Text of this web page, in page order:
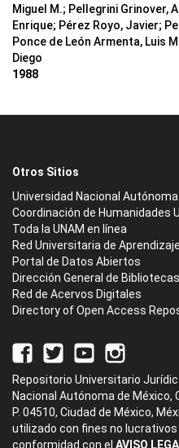
Miguel M.; Pellegrini Grinover,
Enrique; Pérez Royo, Javier;
Ponce de León Armenta, Luis
Diego
1988
Otros Sitios
Universidad Nacional
Coordinación de Humanidades
Toda la UNAM en línea
Red Universitaria de Aprendizaje
Portal de Datos Abiertos
Dirección General de Bibliotecas
Red de Acervos Digitales
Directory of Open Access
Repositorio Universitario
Nacional Autónoma de México,
P. 04510, Ciudad de México,
utilizado con fines no
conformidad con el AVISO